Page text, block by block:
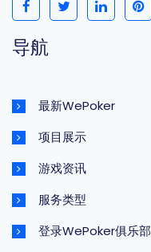
导航
最新WePoker
项目展示
游戏资讯
服务类型
登录WePoker俱乐部